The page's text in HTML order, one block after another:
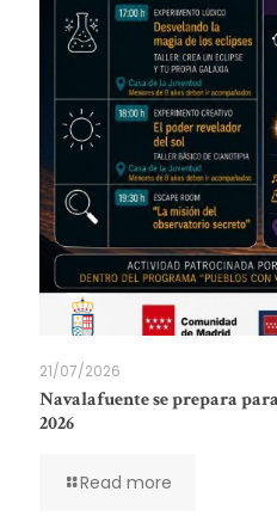
21/07/2026
Navalafuente se prepara
2026
Read more